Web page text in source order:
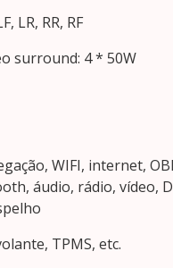
LR, RR, RF
surround: 4 * 50W
WIFI, internet,
áudio, rádio, vídeo,
TPMS, etc.